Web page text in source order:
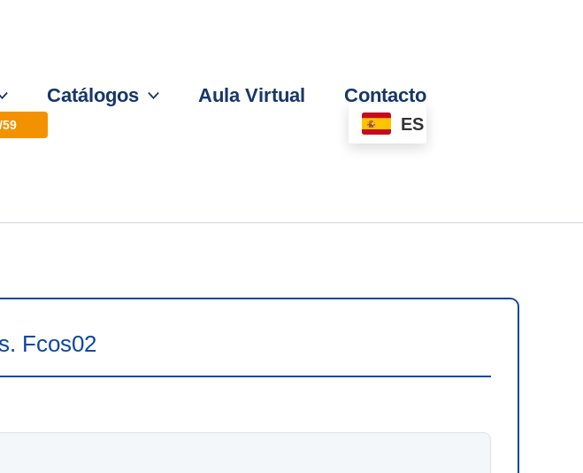
Catálogos Aula Virtual
Contacto
ES
Fcos02